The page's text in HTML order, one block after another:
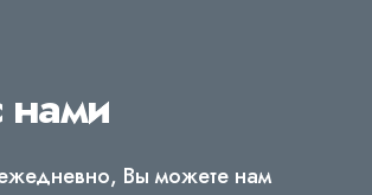
нами
Вы можете нам